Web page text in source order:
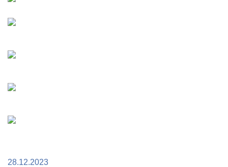
28.12.2023